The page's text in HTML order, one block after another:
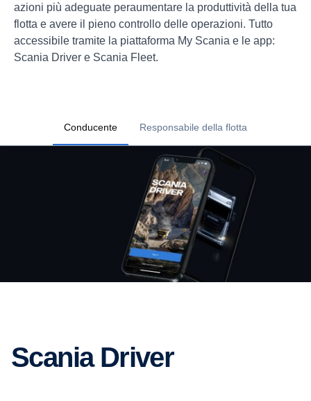
azioni più adeguate peraumentare la produttività della tua
flotta e avere il pieno controllo delle operazioni. Tutto
accessibile tramite la piattaforma My Scania e le app:
Scania Driver e Scania Fleet.
Conducente Responsabile della flotta
Scania Driver